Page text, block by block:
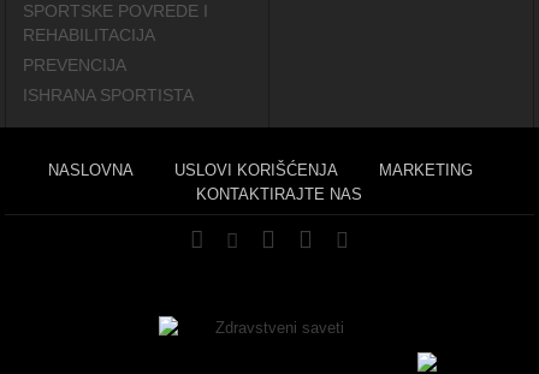
SPORTSKE POVREDE I
REHABILITACIJA
PREVENCIJA
ISHRANA SPORTISTA
NASLOVNA USLOVI KORIŠĆENJA
MARKETING
KONTAKTIRAJTE NAS